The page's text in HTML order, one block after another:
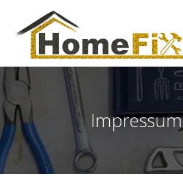
springen
Impressum